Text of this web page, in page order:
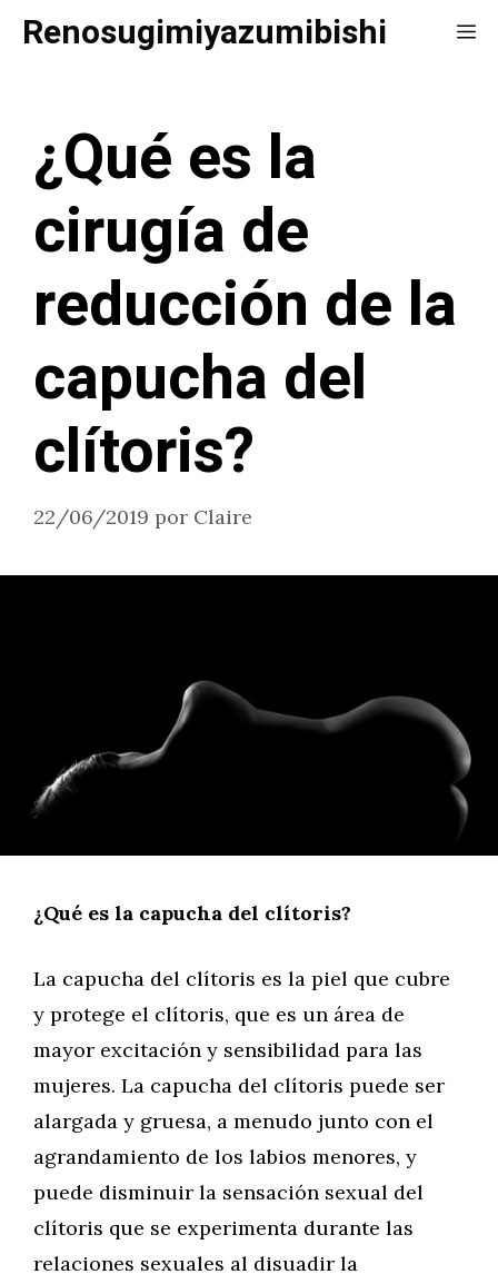
SaltarRenosugimiyazumibishi
¿Qué es la
cirugía de
reducción de la
capucha del
clítoris?
22/06/2019 por Claire
¿Qué es la capucha del clítoris?
La capucha del clítoris es la piel que cubre
y protege el clítoris, que es un área de
mayor excitación y sensibilidad para las
mujeres. La capucha del clítoris puede ser
alargada y gruesa, a menudo junto con el
agrandamiento de los labios menores, y
puede disminuir la sensación sexual del
clítoris que se experimenta durante las
relaciones sexuales al disuadir la